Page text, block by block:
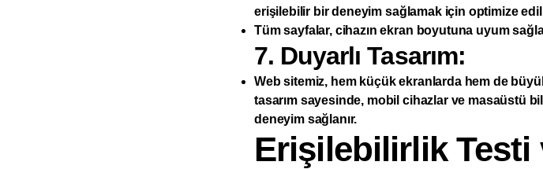
erişilebilir bir deneyim sağlamak için optimize
Tüm sayfalar, cihazın ekran boyutuna uyum
7. Duyarlı Tasarım:
Web sitemiz, hem küçük ekranlarda hem de
tasarım sayesinde, mobil cihazlar ve masaüstü
deneyim sağlanır.
Erişilebilirlik Testi